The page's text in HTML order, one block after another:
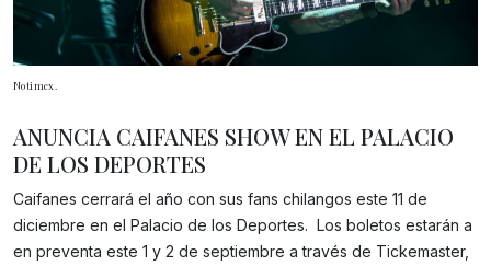
Notimex.
Gracias!
ANUNCIA CAIFANES SHOW EN EL PALACIO
DE LOS DEPORTES
Caifanes cerrará el año con sus fans chilangos este 11 de
diciembre en el Palacio de los Deportes. Los boletos estarán a
en preventa este 1 y 2 de septiembre a través de Tickemaster,